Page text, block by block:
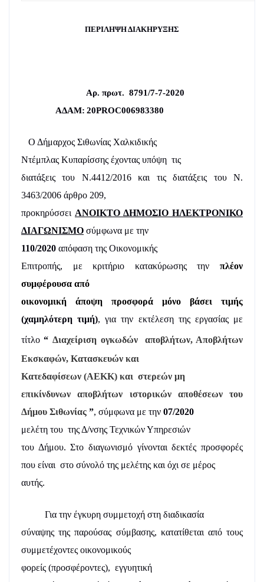
ΠΕΡΙΛΗΨΗ ΔΙΑΚΗΡΥΞΗΣ
Αρ. πρωτ. 8791/7-7-2020
ΑΔΑΜ: 20PROC006983380
Ο Δήμαρχος Σιθωνίας Χαλκιδικής
Ντέμπλας Κυπαρίσσης έχοντας υπόψη τις
διατάξεις του Ν.4412/2016 και τις διατάξεις του Ν.
3463/2006 άρθρο 209,
προκηρύσσει ΑΝΟΙΚΤΟ ΔΗΜΟΣΙΟ ΗΛΕΚΤΡΟΝΙΚΟ
ΔΙΑΓΩΝΙΣΜΟ σύμφωνα με την
110/2020 απόφαση της Οικονομικής
Επιτροπής, με κριτήριο κατακύρωσης την πλέον
συμφέρουσα από
οικονομική άποψη προσφορά μόνο βάσει τιμής
(χαμηλότερη τιμή), για την εκτέλεση της εργασίας με
τίτλο“ Διαχείριση ογκωδών
αποβλήτων, Αποβλήτων
Εκσκαφών, Κατασκευών και
Κατεδαφίσεων (ΑΕΚΚ) και στερεών μη
επικίνδυνων αποβλήτων ιστορικών αποθέσεων του
Δήμου Σιθωνίας ”, σύμφωνα με την 07/2020
μελέτη του της Δ/νσης Τεχνικών Υπηρεσιών
του Δήμου. Στο διαγωνισμό γίνονται δεκτές προσφορές
που είναι στο σύνολό της μελέτης και όχι σε μέρος
αυτής.
Για την έγκυρη συμμετοχή στη διαδικασία
σύναψης της παρούσας σύμβασης, κατατίθεται από τους
συμμετέχοντες οικονομικούς
φορείς (προσφέροντες), εγγυητική